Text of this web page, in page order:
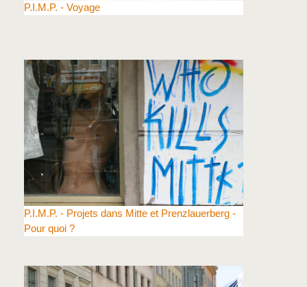
P.I.M.P. - Voyage
P.I.M.P. - Projets dans Mitte et Prenzlauerberg -
Pour quoi ?